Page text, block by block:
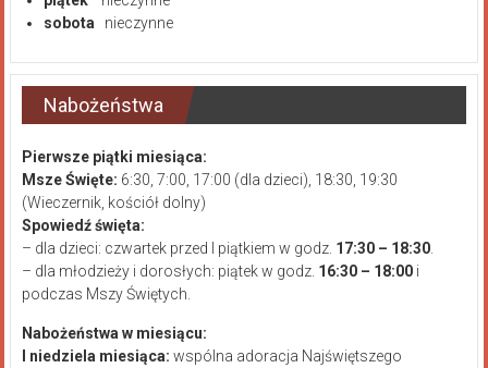
sobota nieczynne
Nabożeństwa
Pierwsze piątki miesiąca:
Msze Święte: 6:30, 7:00, 17:00 (dla dzieci), 18:30, 19:30
(Wieczernik, kościół dolny)
Spowiedź święta:
– dla dzieci: czwartek przed I piątkiem w godz. 17:30 – 18:30.
– dla młodzieży i dorosłych: piątek w godz. 16:30 – 18:00i
podczas Mszy Świętych.
Nabożeństwa w miesiącu:
I niedziela miesiąca: wspólna adoracja Najświętszego